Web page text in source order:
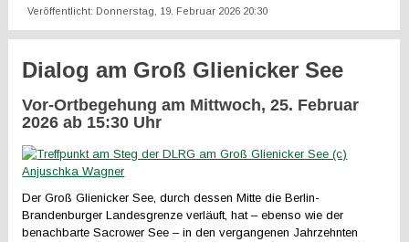
Veröffentlicht: Donnerstag, 19. Februar 2026 20:30
Dialog am Groß Glienicker See
Vor-Ortbegehung am Mittwoch, 25. Februar
2026 ab 15:30 Uhr
Der Groß Glienicker See, durch dessen Mitte die Berlin-
Brandenburger Landesgrenze verläuft, hat – ebenso wie der
benachbarte Sacrower See – in den vergangenen Jahrzehnten